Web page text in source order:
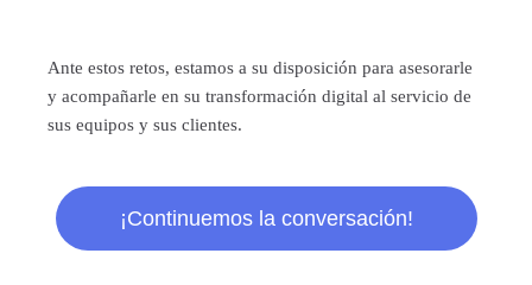
Ante estos retos, estamos a su disposición para asesorarle
y acompañarle en su transformación digital al servicio de
sus equipos y sus clientes.
¡Continuemos la conversación!